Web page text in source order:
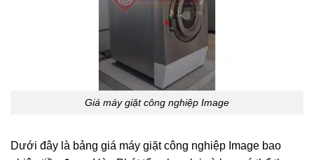
Giá máy giặt công nghiệp Image
Dưới đây là bảng giá máy giặt công nghiệp Image bao